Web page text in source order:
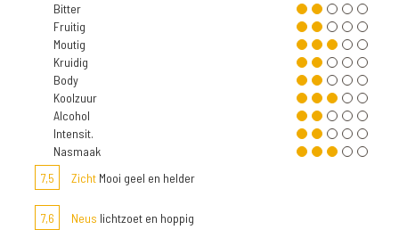
Bitter
Fruitig
Moutig
Kruidig
Body
Koolzuur
Alcohol
Intensit.
Nasmaak
7,5
Zicht Mooi geel en helder
7,6 Neus lichtzoet en hoppig